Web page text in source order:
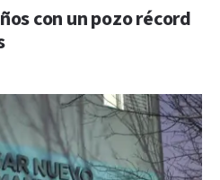
con un pozo récord